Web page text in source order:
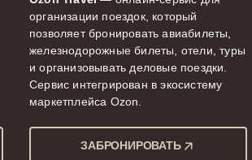
организации поездок, который
позволяет бронировать авиабилеты,
железнодорожные билеты, отели, туры
и организовывать деловые поездки.
Сервис интегрирован в экосистему
маркетплейса Ozon.
ЗАБРОНИРОВАТЬ